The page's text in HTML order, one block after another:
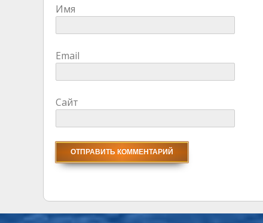
Имя
Email
Сайт